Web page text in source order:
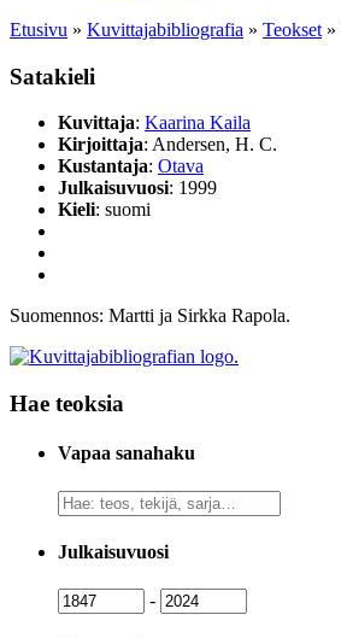
Etusivu » Kuvittaja­bibliografia » Teokset »
Satakieli
Kuvittaja: Kaarina Kaila
Kirjoittaja: Andersen, H. C.
Kustantaja: Otava
Julkaisuvuosi: 1999
Kieli: suomi
Suomennos: Martti ja Sirkka Rapola.
Hae teoksia
Vapaa sanahaku
Vapaa
sanahaku
Julkaisuvuosi
Julkaisuvuosi
- Julkaisuvuosi